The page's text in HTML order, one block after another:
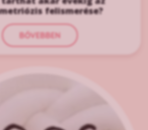
felismerése?
BŐVEBBEN